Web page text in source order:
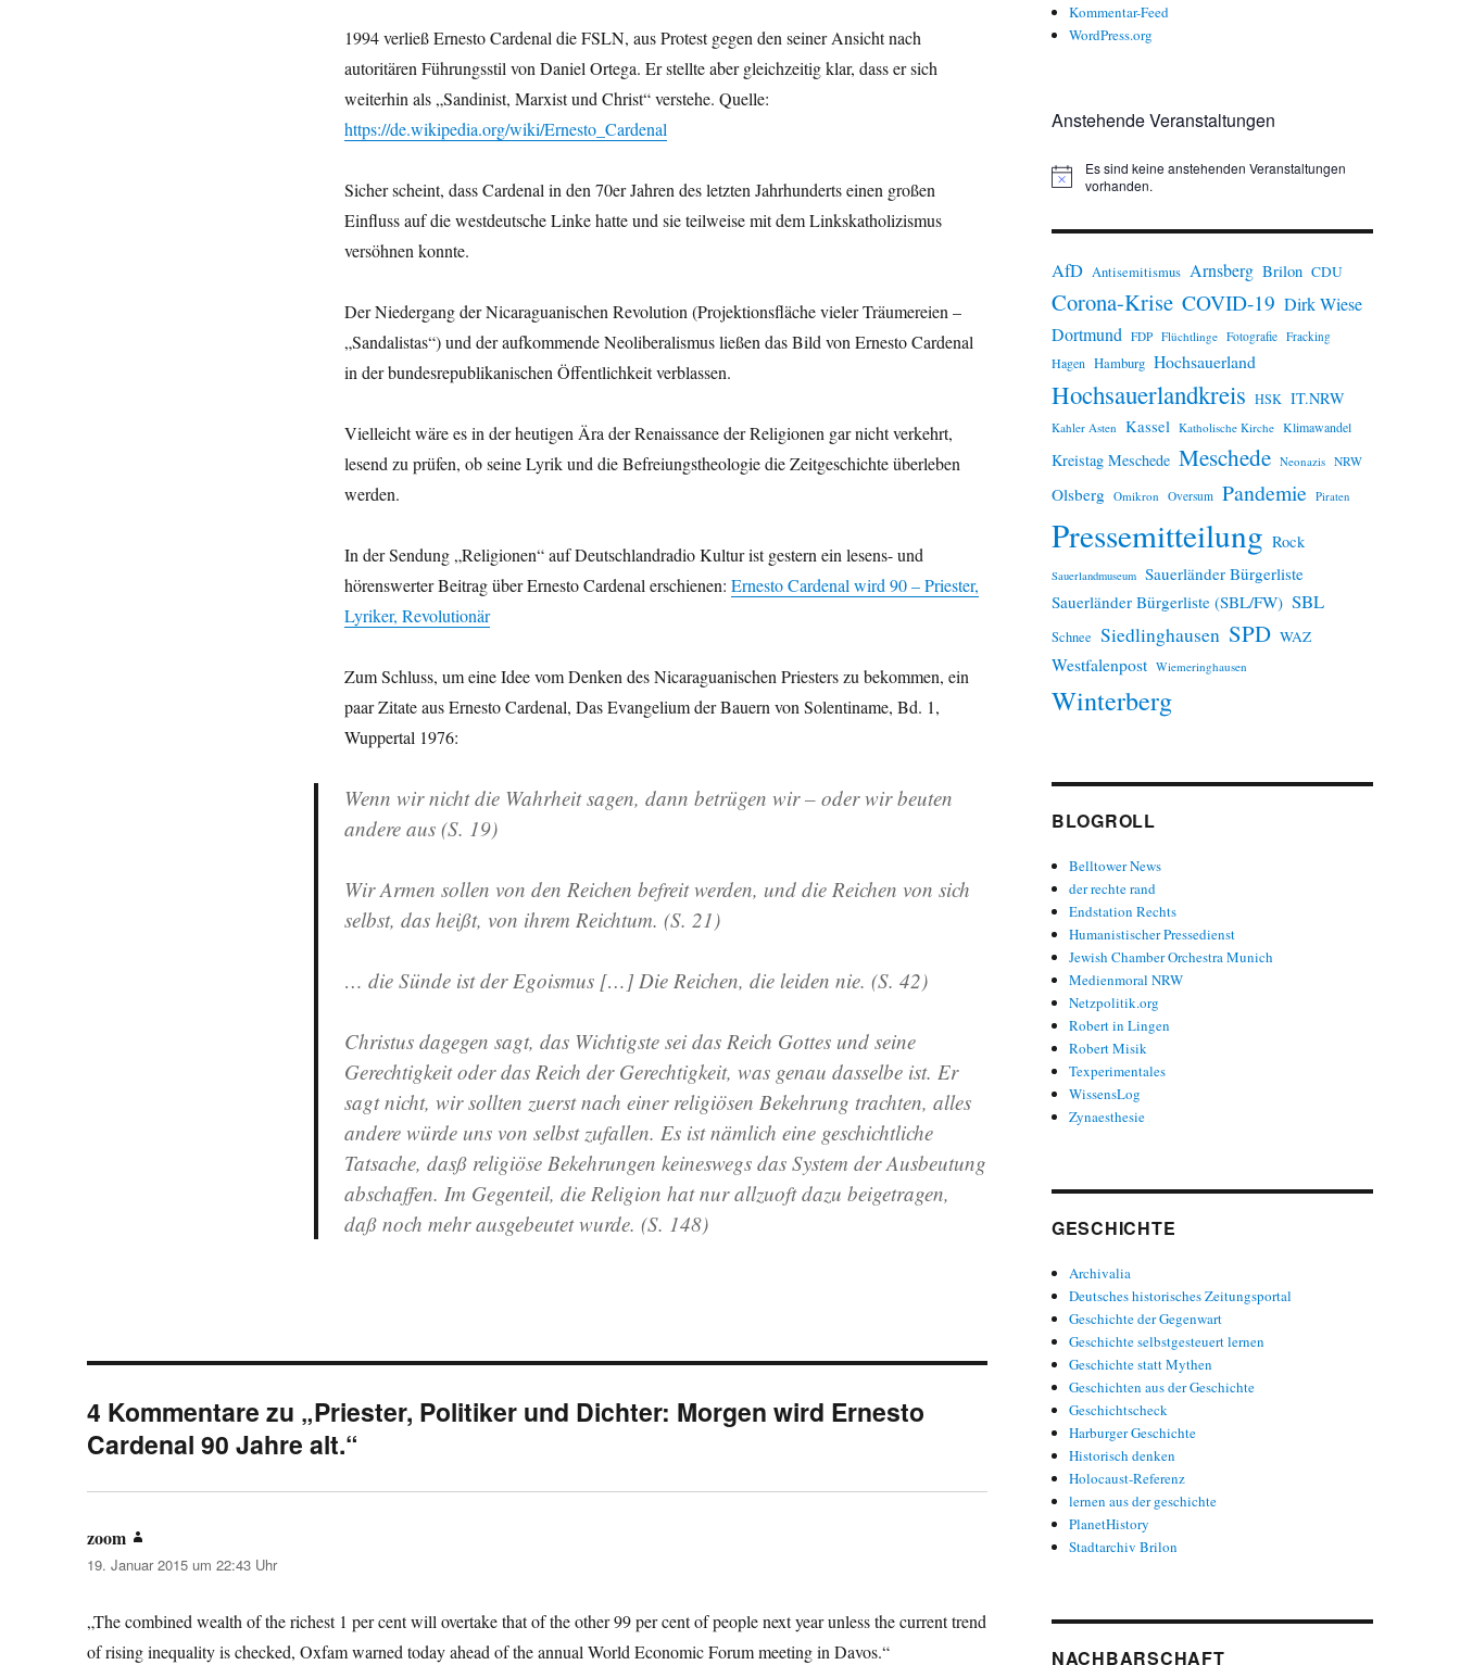
1994 verließ Ernesto Cardenal die FSLN, aus Protest gegen den seiner Ansicht nach
autoritären Führungsstil von Daniel Ortega. Er stellte aber gleichzeitig klar, dass er sich
weiterhin als „Sandinist, Marxist und Christ“ verstehe. Quelle:
https://de.wikipedia.org/wiki/Ernesto_Cardenal
Sicher scheint, dass Cardenal in den 70er Jahren des letzten Jahrhunderts einen großen
Einfluss auf die westdeutsche Linke hatte und sie teilweise mit dem Linkskatholizismus
versöhnen konnte.
Der Niedergang der Nicaraguanischen Revolution (Projektionsfläche vieler Träumereien –
„Sandalistas“) und der aufkommende Neoliberalismus ließen das Bild von Ernesto Cardenal
in der bundesrepublikanischen Öffentlichkeit verblassen.
Vielleicht wäre es in der heutigen Ära der Renaissance der Religionen gar nicht verkehrt,
lesend zu prüfen, ob seine Lyrik und die Befreiungstheologie die Zeitgeschichte überleben
werden.
In der Sendung „Religionen“ auf Deutschlandradio Kultur ist gestern ein lesens- und
hörenswerter Beitrag über Ernesto Cardenal erschienen: Ernesto Cardenal wird 90 – Priester,
Lyriker, Revolutionär
Zum Schluss, um eine Idee vom Denken des Nicaraguanischen Priesters zu bekommen, ein
paar Zitate aus Ernesto Cardenal, Das Evangelium der Bauern von Solentiname, Bd. 1,
Wuppertal 1976:
Wenn wir nicht die Wahrheit sagen, dann betrügen wir – oder wir beuten
andere aus (S. 19)
Wir Armen sollen von den Reichen befreit werden, und die Reichen von sich
selbst, das heißt, von ihrem Reichtum. (S. 21)
… die Sünde ist der Egoismus […] Die Reichen, die leiden nie. (S. 42)
Christus dagegen sagt, das Wichtigste sei das Reich Gottes und seine
Gerechtigkeit oder das Reich der Gerechtigkeit, was genau dasselbe ist. Er
sagt nicht, wir sollten zuerst nach einer religiösen Bekehrung trachten, alles
andere würde uns von selbst zufallen. Es ist nämlich eine geschichtliche
Tatsache, dasß religiöse Bekehrungen keineswegs das System der Ausbeutung
abschaffen. Im Gegenteil, die Religion hat nur allzuoft dazu beigetragen,
daß noch mehr ausgebeutet wurde. (S. 148)
4 Kommentare zu „Priester, Politiker und Dichter: Morgen wird Ernesto
Cardenal 90 Jahre alt.“
zoom
19. Januar 2015 um 22:43 Uhr
„The combined wealth of the richest 1 per cent will overtake that of the other 99 per cent of people next year unless the current trend
of rising inequality is checked, Oxfam warned today ahead of the annual World Economic Forum meeting in Davos.“
Kommentar-Feed
WordPress.org
Anstehende Veranstaltungen
H
w
Es sind keine anstehenden Veranstaltungen
vorhanden.
AfD Antisemitismus Arnsberg Brilon CDU
Corona-Krise COVID-19 Dirk Wiese
Dortmund FDP Flüchtlinge Fotografie Fracking
Hagen Hamburg Hochsauerland
Hochsauerlandkreis HSK IT.NRW
Kahler Asten Kassel Katholische Kirche Klimawandel
Kreistag Meschede Meschede Neonazis NRW
Olsberg Omikron Oversum Pandemie Piraten
Pressemitteilung Rock
Sauerlandmuseum Sauerländer Bürgerliste
Sauerländer Bürgerliste (SBL/FW) SBL
Schnee Siedlinghausen SPD WAZ
Westfalenpost Wiemeringhausen
Winterberg
BLOGROLL
Belltower News
der rechte rand
Endstation Rechts
Humanistischer Pressedienst
Jewish Chamber Orchestra Munich
Medienmoral NRW
Netzpolitik.org
Robert in Lingen
Robert Misik
Texperimentales
WissensLog
Zynaesthesie
GESCHICHTE
Archivalia
Deutsches historisches Zeitungsportal
Geschichte der Gegenwart
Geschichte selbstgesteuert lernen
Geschichte statt Mythen
Geschichten aus der Geschichte
Geschichtscheck
Harburger Geschichte
Historisch denken
Holocaust-Referenz
lernen aus der geschichte
PlanetHistory
Stadtarchiv Brilon
NACHBARSCHAFT